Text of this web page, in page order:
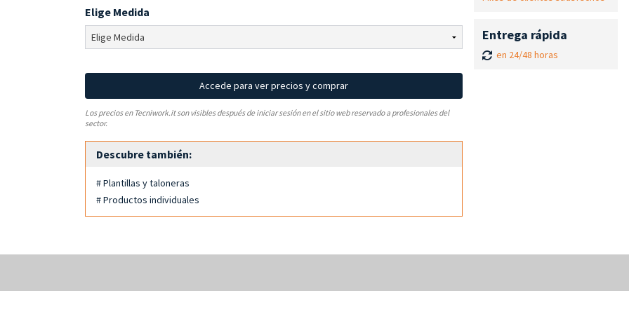
Elige Medida
Accede para ver precios y comprar
Los precios en Tecniwork.it son visibles después de iniciar sesión en el sitio web reservado a profesionales del
sector.
Descubre también:
# Plantillas y taloneras
# Productos individuales
Entrega rápida
en 24/48 horas